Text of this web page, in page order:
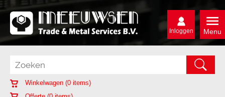
Menu
Inloggen
Winkelwagen (0 items)